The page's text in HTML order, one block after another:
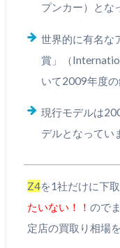
プンカー）とな
世界的に有名な
賞」（
いて2009年度の
現行モデルは
デルとなってい
Z4を1社だけに下
たいない！！ ので
定店の買取り相場